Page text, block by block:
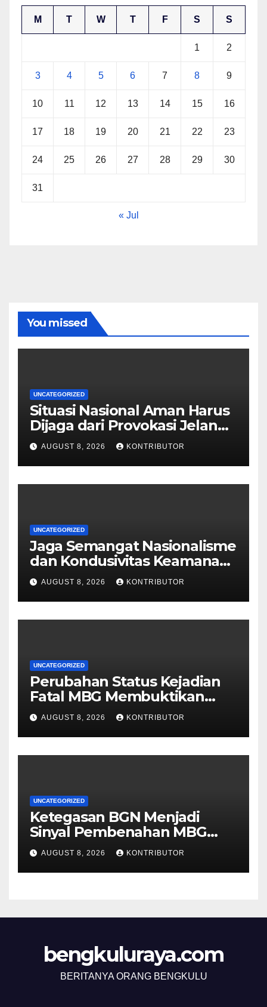
M T W T F S S
1 2
3 4 5 6 7 8 9
10 11 12 13 14 15 16
17 18 19 20 21 22 23
24 25 26 27 28 29 30
31
« Jul
You missed
UNCATEGORIZED
Situasi Nasional Aman Harus
Dijaga dari Provokasi Jelang
HUT ke-81 RI
AUGUST 8, 2026 KONTRIBUTOR
UNCATEGORIZED
Jaga Semangat Nasionalisme
dan Kondusivitas Keamanan
Papua Jelang HUT Ke-81 RI
AUGUST 8, 2026 KONTRIBUTOR
UNCATEGORIZED
Perubahan Status Kejadian
Fatal MBG Membuktikan
Pemerintah Tidak Main-main
AUGUST 8, 2026 KONTRIBUTOR
UNCATEGORIZED
Ketegasan BGN Menjadi
Sinyal Pembenahan MBG
Berjalan Lebih Serius
AUGUST 8, 2026 KONTRIBUTOR
bengkuluraya.com
BERITANYA ORANG BENGKULU